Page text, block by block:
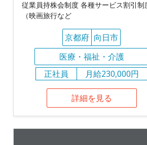
従業員持株会制度 各種サービス割引制
（映画旅行など
京都府 向日市
医療・福祉・介護
正社員
月給230,000円
詳細を見る